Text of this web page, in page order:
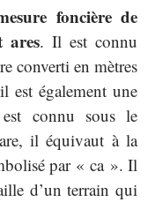
foncière de
ares. Il est connu
converti en mètres
est également une
connu sous le
il équivaut à la
par « ca ». Il
d’un terrain qui